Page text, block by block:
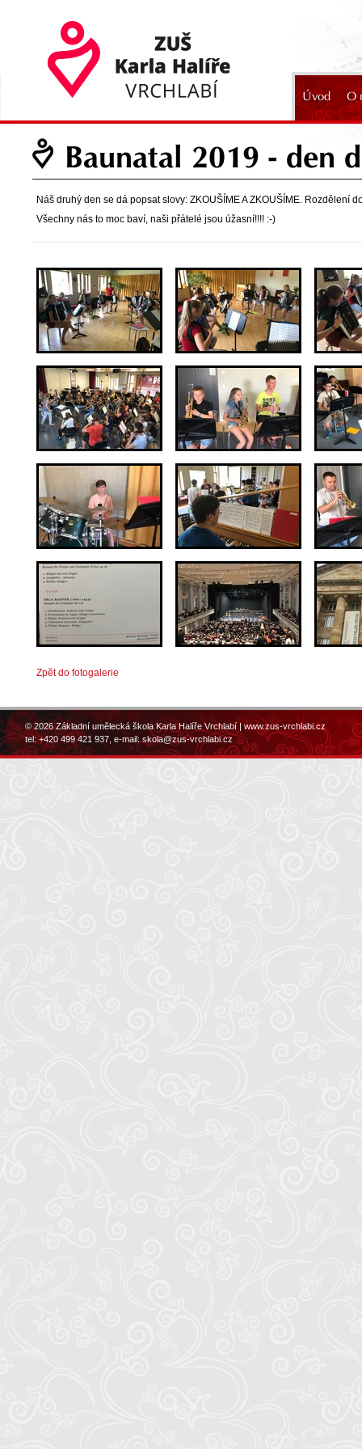
Úvod O
Baunatal 2019 - den
Náš druhý den se dá popsat slovy: ZKOUŠÍME A ZKOUŠÍME. Rozdělení
Všechny nás to moc baví, naši přátelé jsou úžasní!!!! :-)
Zpět do fotogalerie
© 2026 Základní umělecká škola Karla Halíře Vrchlabí |www.zus-vrchlabi.cz
tel: +420 499 421 937, e-mail:skola@zus-vrchlabi.cz